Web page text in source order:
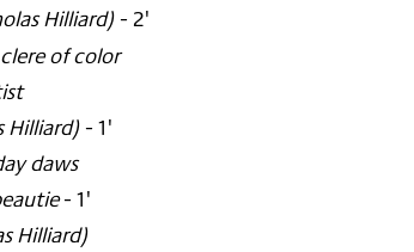
Hilliard)- 2'
of color
Hilliard)- 1'
daws
- 1'
Hilliard)